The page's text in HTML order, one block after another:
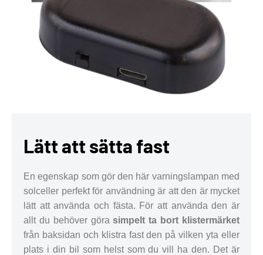
Lätt att sätta fast
En egenskap som gör den här varningslampan med
solceller perfekt för användning är att den är mycket
lätt att använda och fästa. För att använda den är
allt du behöver görasimpelt ta bort klistermärket
från baksidan och klistra fast den på vilken yta eller
plats i din bil som helst som du vill ha den. Det är